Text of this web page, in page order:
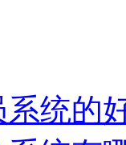
统的